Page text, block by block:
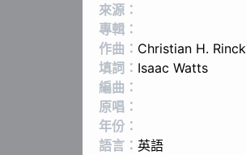
來源：
專輯：
作曲： Christian H. Rinck
填詞： Isaac Watts
編曲：
原唱：
年份：
語言： 英語